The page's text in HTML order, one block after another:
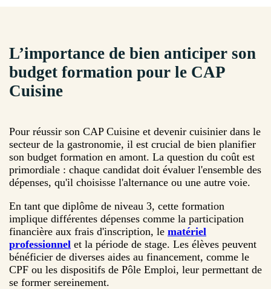
L’importance de bien anticiper son
budget formation pour le CAP
Cuisine
Pour réussir son CAP Cuisine et devenir cuisinier dans le
secteur de la gastronomie, il est crucial de bien planifier
son budget formation en amont. La question du coût est
primordiale : chaque candidat doit évaluer l'ensemble des
dépenses, qu'il choisisse l'alternance ou une autre voie.
En tant que diplôme de niveau 3, cette formation
implique différentes dépenses comme la participation
financière aux frais d'inscription, le matériel
professionnel et la période de stage. Les élèves peuvent
bénéficier de diverses aides au financement, comme le
CPF ou les dispositifs de Pôle Emploi, leur permettant de
se former sereinement.